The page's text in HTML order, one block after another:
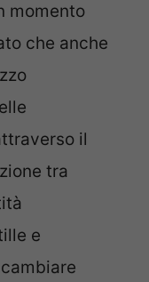
momento
che anche
il
tra
e